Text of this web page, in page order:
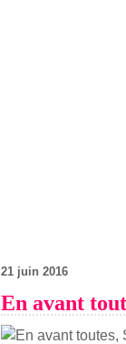
21 juin 2016
En avant